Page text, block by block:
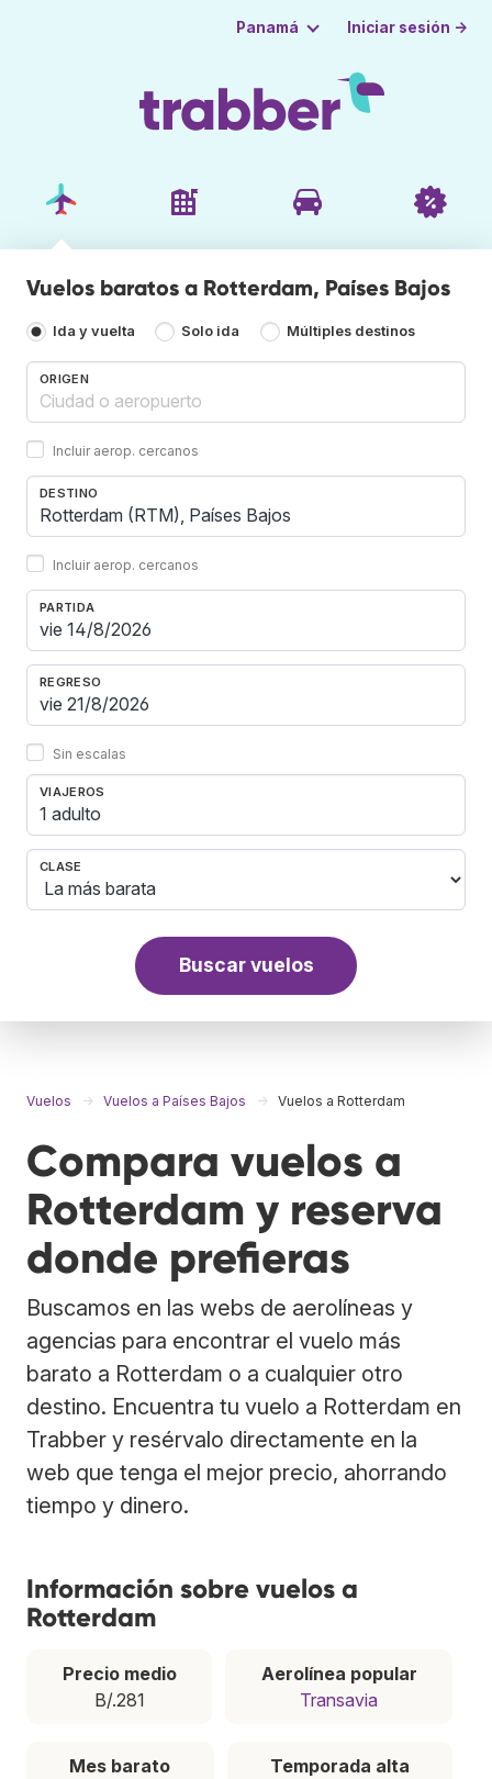
Panamá Iniciar sesión →
Vuelos baratos a Rotterdam, Países Bajos
Ida y vuelta Solo ida Múltiples destinos
ORIGEN
Incluir aerop. cercanos
DESTINO
Incluir aerop. cercanos
PARTIDA
REGRESO
Sin escalas
VIAJEROS
1 adulto
CLASE
Buscar vuelos
Vuelos Vuelos a Países Bajos Vuelos a Rotterdam
Compara vuelos a
Rotterdam y reserva
donde prefieras
Buscamos en las webs de aerolíneas y
agencias para encontrar el vuelo más
barato a Rotterdam o a cualquier otro
destino. Encuentra tu vuelo a Rotterdam en
Trabber y resérvalo directamente en la
web que tenga el mejor precio, ahorrando
tiempo y dinero.
Información sobre vuelos a
Rotterdam
Precio medio
B/.281
Aerolínea popular
Transavia
Mes barato
Temporada alta